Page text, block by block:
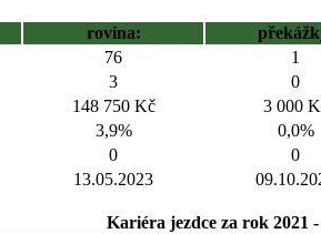
rovina:
76 1
3 0
148 750 Kč 3 000
3,9% 0,0%
0 0
13.05.2023
Kariéra jezdce za rok 2021